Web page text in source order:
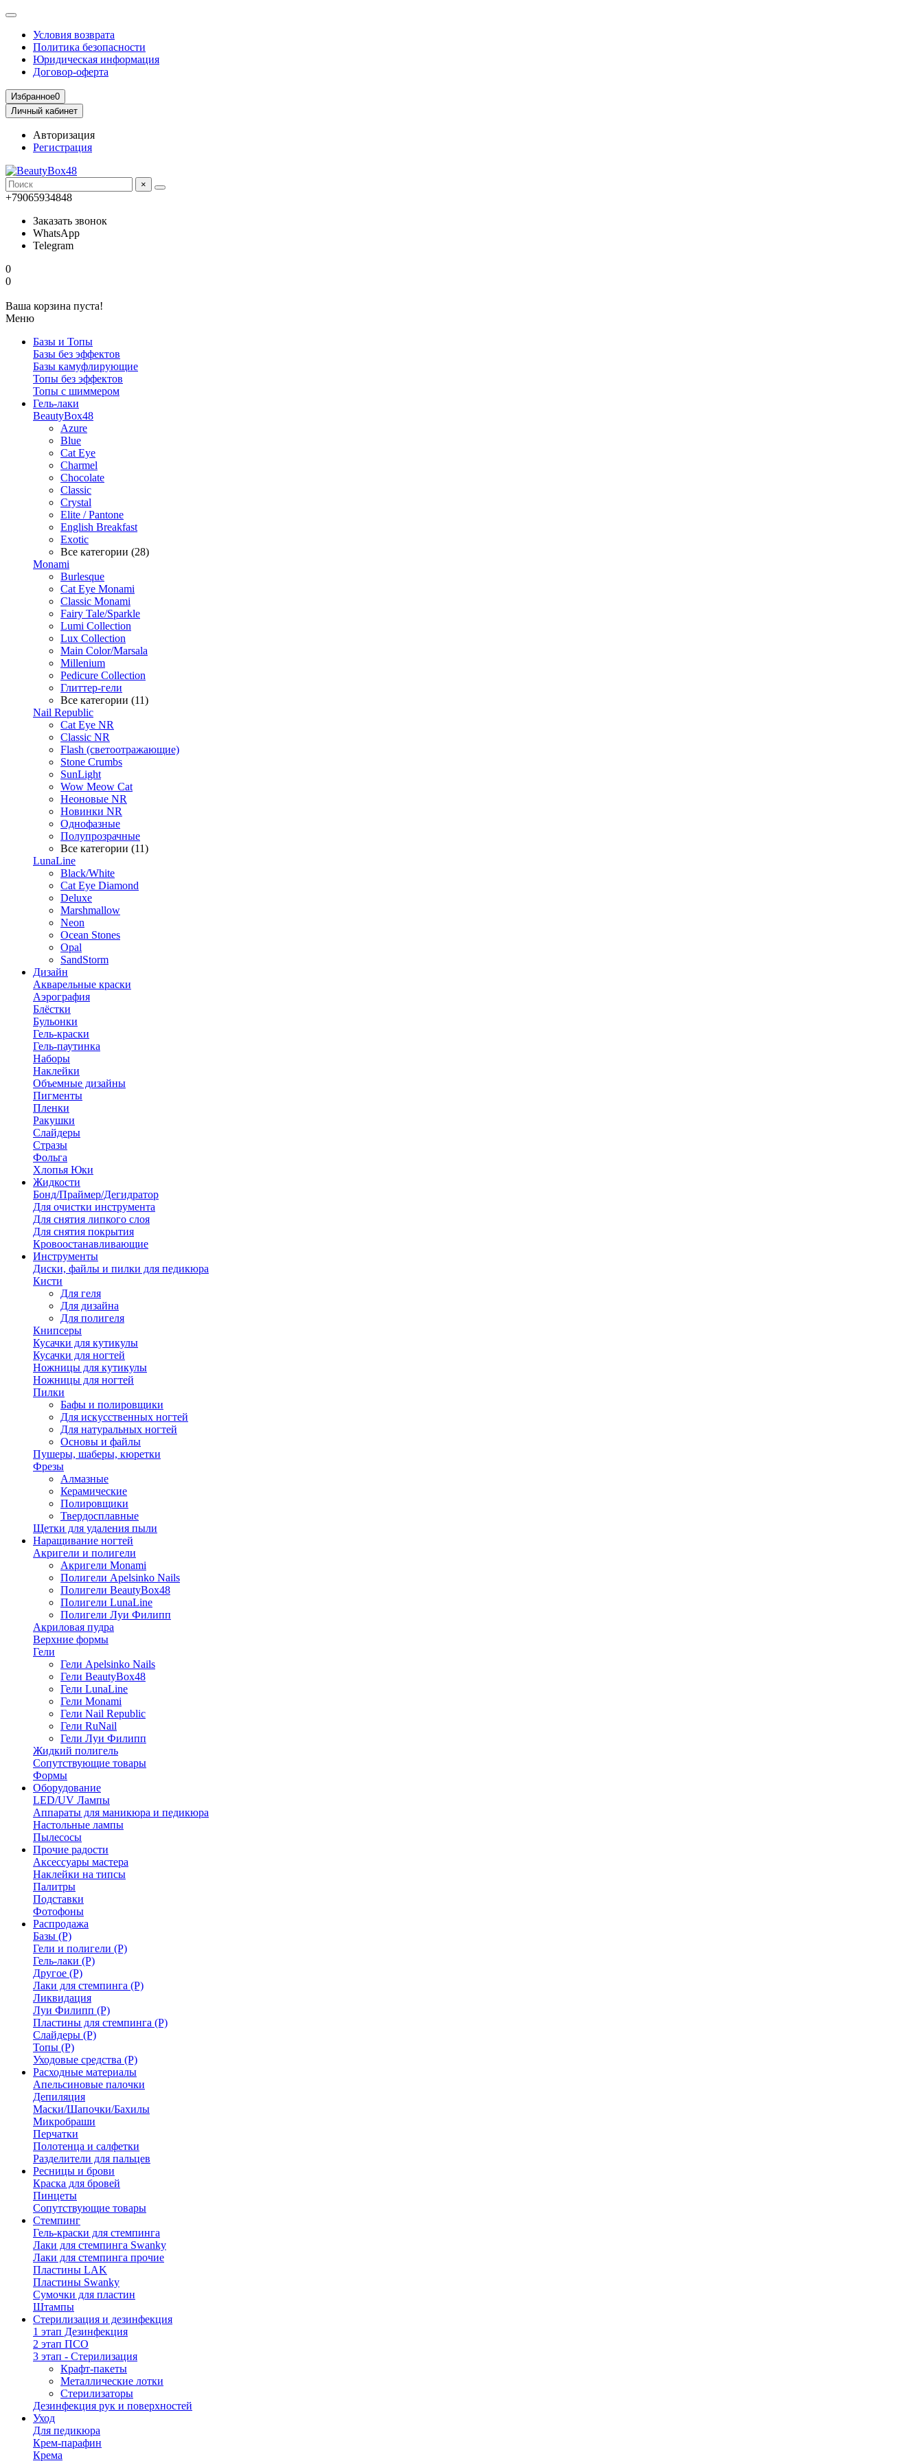
Условия возврата
Политика безопасности
Юридическая информация
Договор-оферта
Избранное0
Личный кабинет
Авторизация
Регистрация
×
+79065934848
Заказать звонок
WhatsApp
Telegram
0
0
Ваша корзина пуста!
Меню
Базы и Топы
Базы без эффектов
Базы камуфлирующие
Топы без эффектов
Топы с шиммером
Гель-лаки
BeautyBox48
Azure
Blue
Cat Eye
Charmel
Chocolate
Classic
Crystal
Elite / Pantone
English Breakfast
Exotic
Все категории (28)
Monami
Burlesque
Cat Eye Monami
Classic Monami
Fairy Tale/Sparkle
Lumi Collection
Lux Collection
Main Color/Marsala
Millenium
Pedicure Collection
Глиттер-гели
Все категории (11)
Nail Republic
Cat Eye NR
Classic NR
Flash (светоотражающие)
Stone Crumbs
SunLight
Wow Meow Cat
Неоновые NR
Новинки NR
Однофазные
Полупрозрачные
Все категории (11)
LunaLine
Black/White
Cat Eye Diamond
Deluxe
Marshmallow
Neon
Ocean Stones
Opal
SandStorm
Дизайн
Акварельные краски
Аэрография
Блёстки
Бульонки
Гель-краски
Гель-паутинка
Наборы
Наклейки
Объемные дизайны
Пигменты
Пленки
Ракушки
Слайдеры
Стразы
Фольга
Хлопья Юки
Жидкости
Бонд/Праймер/Дегидратор
Для очистки инструмента
Для снятия липкого слоя
Для снятия покрытия
Кровоостанавливающие
Инструменты
Диски, файлы и пилки для педикюра
Кисти
Для геля
Для дизайна
Для полигеля
Книпсеры
Кусачки для кутикулы
Кусачки для ногтей
Ножницы для кутикулы
Ножницы для ногтей
Пилки
Бафы и полировщики
Для искусственных ногтей
Для натуральных ногтей
Основы и файлы
Пушеры, шаберы, кюретки
Фрезы
Алмазные
Керамические
Полировщики
Твердосплавные
Щетки для удаления пыли
Наращивание ногтей
Акригели и полигели
Акригели Monami
Полигели Apelsinko Nails
Полигели BeautyBox48
Полигели LunaLine
Полигели Луи Филипп
Акриловая пудра
Верхние формы
Гели
Гели Apelsinko Nails
Гели BeautyBox48
Гели LunaLine
Гели Monami
Гели Nail Republic
Гели RuNail
Гели Луи Филипп
Жидкий полигель
Сопутствующие товары
Формы
Оборудование
LED/UV Лампы
Аппараты для маникюра и педикюра
Настольные лампы
Пылесосы
Прочие радости
Аксессуары мастера
Наклейки на типсы
Палитры
Подставки
Фотофоны
Распродажа
Базы (Р)
Гели и полигели (Р)
Гель-лаки (Р)
Другое (Р)
Лаки для стемпинга (Р)
Ликвидация
Луи Филипп (Р)
Пластины для стемпинга (Р)
Слайдеры (Р)
Топы (Р)
Уходовые средства (Р)
Расходные материалы
Апельсиновые палочки
Депиляция
Маски/Шапочки/Бахилы
Микробраши
Перчатки
Полотенца и салфетки
Разделители для пальцев
Ресницы и брови
Краска для бровей
Пинцеты
Сопутствующие товары
Стемпинг
Гель-краски для стемпинга
Лаки для стемпинга Swanky
Лаки для стемпинга прочие
Пластины LAK
Пластины Swanky
Сумочки для пластин
Штампы
Стерилизация и дезинфекция
1 этап Дезинфекция
2 этап ПСО
3 этап - Стерилизация
Крафт-пакеты
Металлические лотки
Стерилизаторы
Дезинфекция рук и поверхностей
Уход
Для педикюра
Крем-парафин
Крема